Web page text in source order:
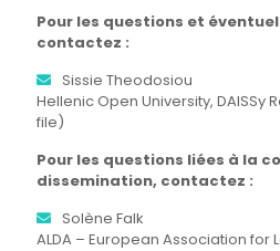
Pour les questions et
contactez :
Sissie Theodosiou
Hellenic Open University, DAISSy
file)
Pour les questions liées à la
dissemination, contactez :
Solène Falk
ALDA – European Association for